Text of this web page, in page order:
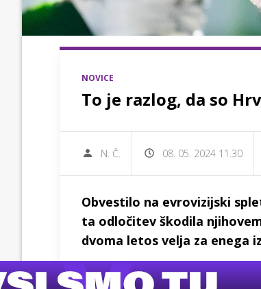
NOVICE
To je razlog, da so
N. Č. 08. 05. 2024 11.30
Obvestilo na evrovizijski
ta odločitev škodila
dvoma letos velja za enega